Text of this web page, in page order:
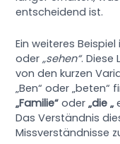
entscheidend ist.
Ein weiteres
oder„sehen“. Diese
von den kurzen
„Ben“ oder „beten“
„Familie“ oder„die „
Das Verständnis
Missverständnisse